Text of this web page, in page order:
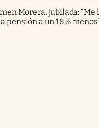
Morera, jubilada: “Me
pensión a un 18% menos”